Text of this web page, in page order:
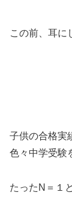
この前、耳に
子供の合格実
色々中学受験
たったN＝１